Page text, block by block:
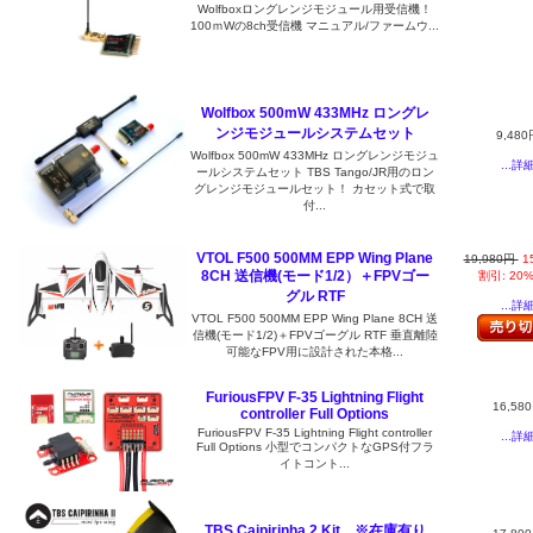
Wolfboxロングレンジモジュール用受信機！
100ｍWの8ch受信機 マニュアル/ファームウ...
Wolfbox 500mW 433MHz ロングレ
ンジモジュールシステムセット
Wolfbox 500mW 433MHz ロングレンジモジュ
ールシステムセット TBS Tango/JR用のロン
グレンジモジュールセット！ カセット式で取
付...
9,480
...詳
VTOL F500 500MM EPP Wing Plane
8CH 送信機(モード1/2）＋FPVゴー
グル RTF
VTOL F500 500MM EPP Wing Plane 8CH 送
信機(モード1/2)＋FPVゴーグル RTF 垂直離陸
可能なFPV用に設計された本格...
19,980円
割引:
...詳
FuriousFPV F-35 Lightning Flight
controller Full Options
FuriousFPV F-35 Lightning Flight controller
Full Options 小型でコンパクトなGPS付フラ
イトコント...
...詳